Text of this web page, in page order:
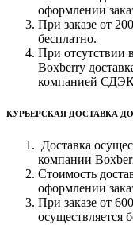
оформлении
При заказе от
бесплатно.
При отсутствии
Boxberry
компанией
КУРЬЕРСКАЯ ДОСТАВКА
Доставка
компании
Стоимость
оформлении
При заказе от
осуществляется